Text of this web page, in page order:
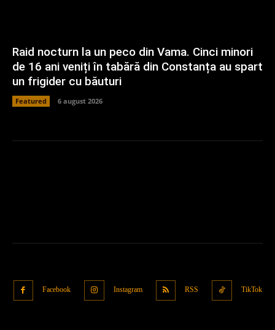
Raid nocturn la un peco din Vama. Cinci minori
de 16 ani veniți în tabără din Constanța au spart
un frigider cu băuturi
Featured 6 august 2026
Facebook Instagram RSS TikTok